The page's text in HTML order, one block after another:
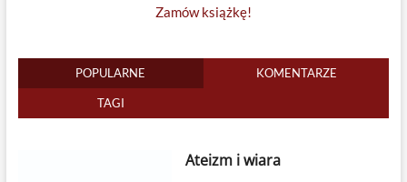
Zamów książkę!
POPULARNE KOMENTARZE
TAGI
Ateizm i wiara